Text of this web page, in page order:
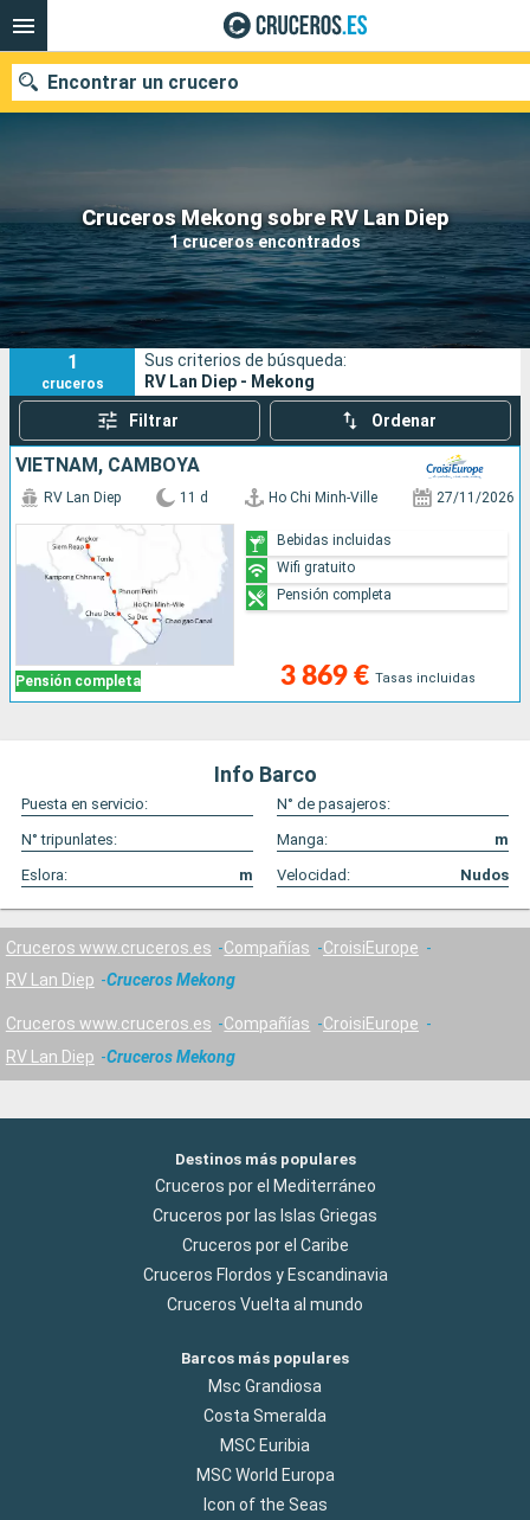
Cruceros Mekong sobre RV Lan Diep
1 cruceros encontrados
Encontrar un crucero
Nuestros destinos
Fecha de salida
Puertos Compañías
Buscar
1
cruceros
Sus criterios de búsqueda:
RV Lan Diep - Mekong
Filtrar Ordenar
VIETNAM, CAMBOYA
Pensión completa
RV Lan Diep 11 d Ho Chi Minh-Ville 27/11/2026
3 869 € Tasas incluidas
Bebidas incluidas
Wifi gratuito
Pensión completa
Info Barco
Puesta en servicio:
N° de pasajeros:
N° tripunlates:
Manga:
m
Eslora:
m Velocidad: Nudos
Cruceros www.cruceros.es Compañías
CroisiEurope
RV Lan Diep
Cruceros Mekong
Cruceros www.cruceros.es Compañías
CroisiEurope
RV Lan Diep
Cruceros Mekong
Destinos más populares
Cruceros por el Mediterráneo
Cruceros por las Islas Griegas
Cruceros por el Caribe
Cruceros Flordos y Escandinavia
Cruceros Vuelta al mundo
Barcos más populares
Msc Grandiosa
Costa Smeralda
MSC Euribia
MSC World Europa
Icon of the Seas